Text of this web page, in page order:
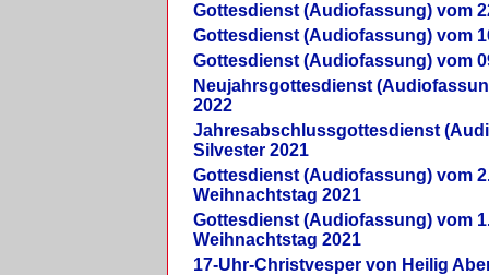
Gottesdienst (Audiofassung) vom
Gottesdienst (Audiofassung) vom
Gottesdienst (Audiofassung) vom
Neujahrsgottesdienst
2022
Jahresabschlussgottesdienst
Silvester 2021
Gottesdienst (Audiofassung) vom
Weihnachtstag 2021
Gottesdienst (Audiofassung) vom
Weihnachtstag 2021
17-Uhr-Christvesper von Heilig